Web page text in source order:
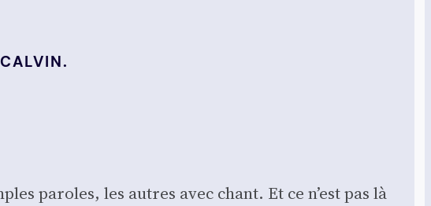
paroles, les autres avec chant. Et ce n’est pas là